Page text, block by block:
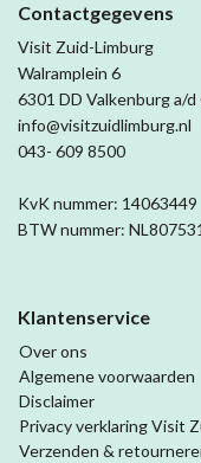
Contactgegevens
Visit Zuid-Limburg
Walramplein 6
6301 DD Valkenburg a/d
info@visitzuidlimburg.nl
043- 609 8500
KvK nummer: 14063449
BTW nummer:
Klantenservice
Over ons
Algemene voorwaarden
Disclaimer
Privacy verklaring Visit
Verzenden &